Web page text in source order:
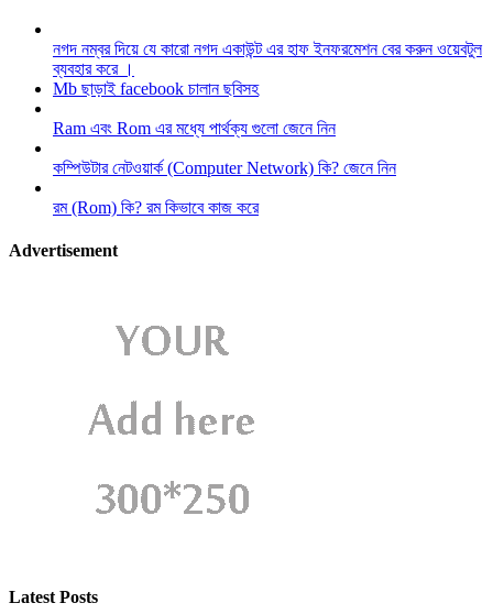
নগদ নম্বর দিয়ে যে কারো নগদ একাউন্ট এর হাফ ইনফরমেশন বের করুন ওয়েবটুল
ব্যবহার করে ।
Mb ছাড়াই facebook চালান ছবিসহ
Ram এবং Rom এর মধ্যে পার্থক্য গুলো জেনে নিন
কম্পিউটার নেটওয়ার্ক (Computer Network) কি? জেনে নিন
রম (Rom) কি? রম কিভাবে কাজ করে
Advertisement
Latest Posts